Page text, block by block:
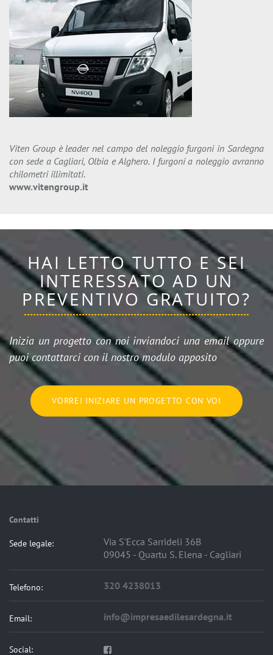
Viten Group è leader nel campo del noleggio furgoni in Sardegna
con sede a Cagliari, Olbia e Alghero. I furgoni a noleggio avranno
chilometri illimitati.
www.vitengroup.it
HAI LETTO TUTTO E SEI
INTERESSATO AD UN
PREVENTIVO GRATUITO?
Inizia un progetto con noi inviandoci una email oppure
puoi contattarci con il nostro modulo apposito
VORREI INIZIARE UN PROGETTO CON VOI
Contatti
Sede legale:
Via S'Ecca Sarrideli 36B
09045 - Quartu S. Elena - Cagliari
Telefono: 320 4238013
Email: info@impresaedilesardegna.it
Social: